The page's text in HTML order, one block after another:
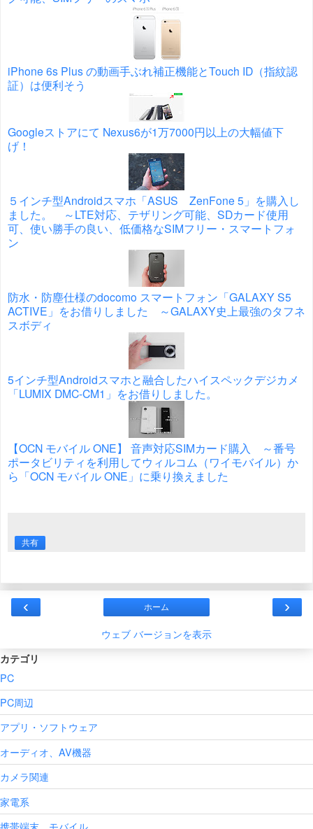
iPhone 6s Plus の動画手ぶれ補正機能とTouch ID（指紋認
証）は便利そう
Googleストアにて Nexus6が1万7000円以上の大幅値下
げ！
５インチ型Androidスマホ「ASUS ZenFone 5」を購入し
ました。 ～LTE対応、テザリング可能、SDカード使用
可、使い勝手の良い、低価格なSIMフリー・スマートフォ
ン
防水・防塵仕様のdocomo スマートフォン「GALAXY S5
ACTIVE」をお借りしました ～GALAXY史上最強のタフネ
スボディ
5インチ型Androidスマホと融合したハイスペックデジカメ
「LUMIX DMC-CM1」をお借りしました。
【OCN モバイル ONE】 音声対応SIMカード購入 ～番号
ポータビリティを利用してウィルコム（ワイモバイル）か
ら「OCN モバイル ONE」に乗り換えました
共有
‹ ›
ホーム
ウェブ バージョンを表示
カテゴリ
PC
PC周辺
アプリ・ソフトウェア
オーディオ、AV機器
カメラ関連
家電系
携帯端末、モバイル